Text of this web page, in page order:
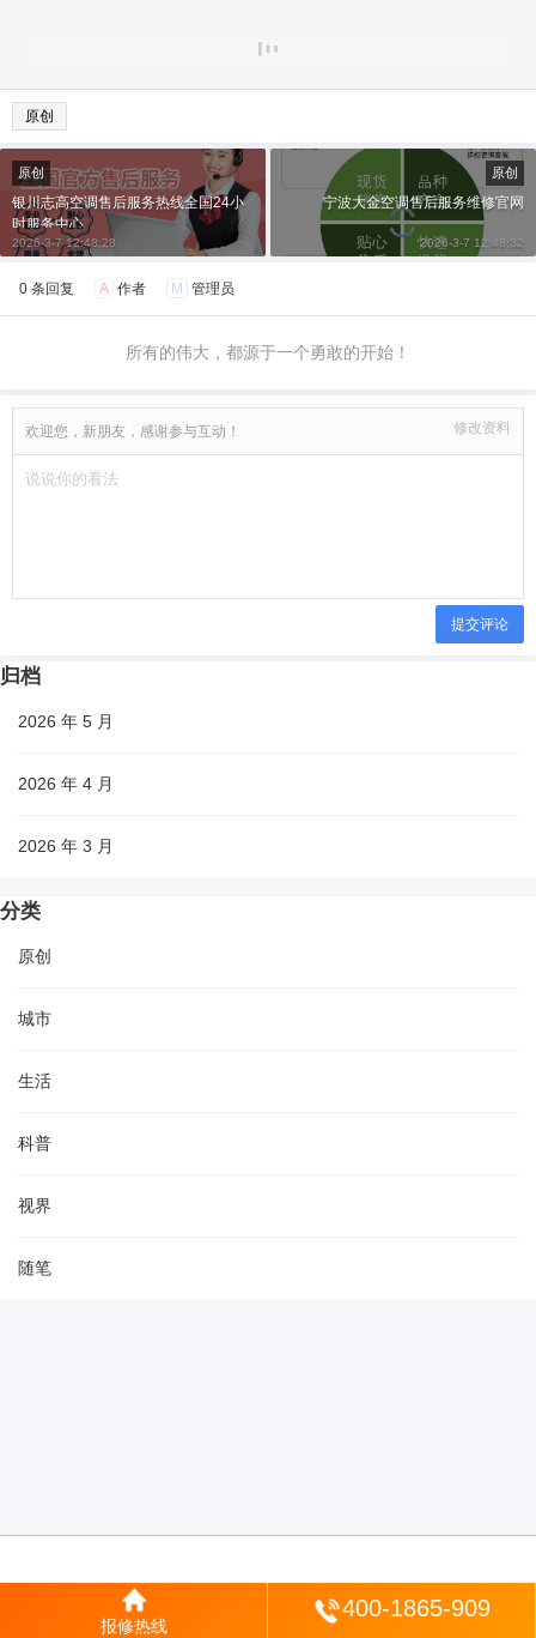
原创
原创
银川志高空调售后服务热线全国24小
时服务中心
2026-3-7 12:48:28
原创
宁波大金空调售后服务维修官网
2026-3-7 12:48:32
0 条回复 A 作者 M 管理员
所有的伟大，都源于一个勇敢的开始！
欢迎您，新朋友，感谢参与互动！ 修改资料
提交评论
归档
2026 年 5 月
2026 年 4 月
2026 年 3 月
分类
原创
城市
生活
科普
视界
随笔
报修热线
400-1865-909